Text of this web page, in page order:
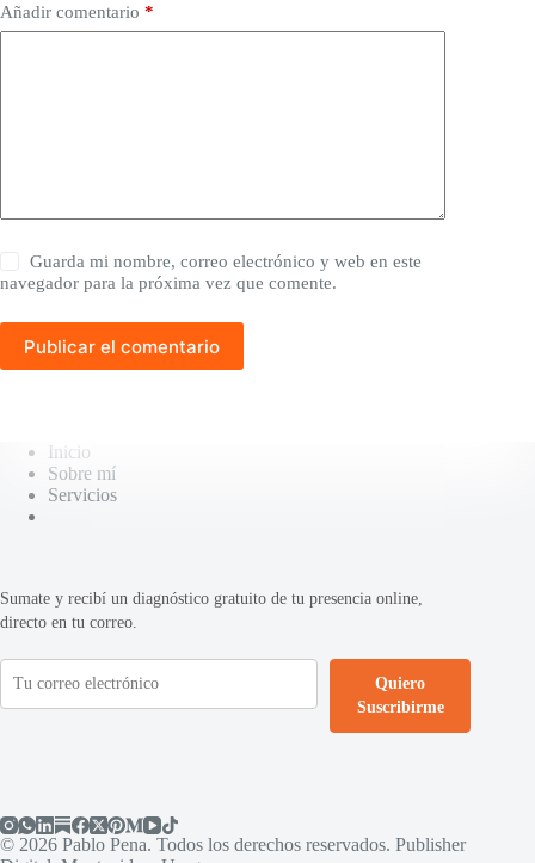
Añadir comentario *
Guarda mi nombre, correo electrónico y web en este
navegador para la próxima vez que comente.
Publicar el comentario
Inicio
Sobre mí
Servicios
Sumate y recibí un diagnóstico gratuito de tu presencia online,
directo en tu correo.
Quiero
Suscribirme
© 2026 Pablo Pena. Todos los derechos reservados. Publisher